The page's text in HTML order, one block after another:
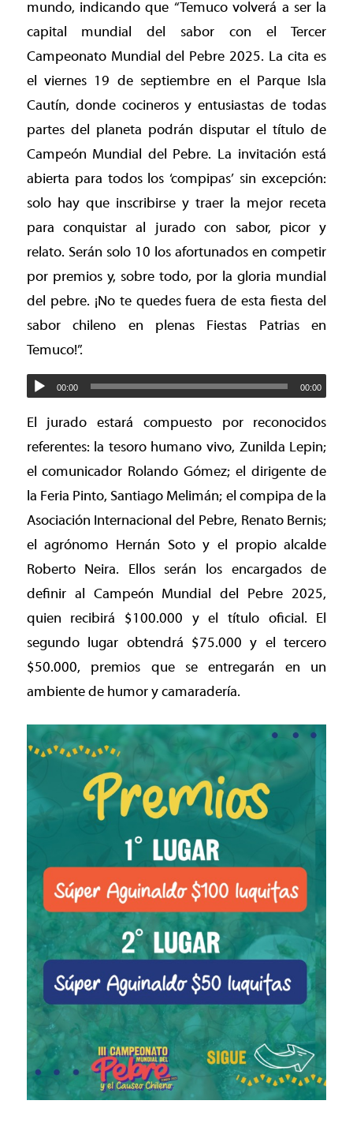
mundo, indicando que “Temuco volverá a ser la
capital mundial del sabor con el Tercer
Campeonato Mundial del Pebre 2025. La cita es
el viernes 19 de septiembre en el Parque Isla
Cautín, donde cocineros y entusiastas de todas
partes del planeta podrán disputar el título de
Campeón Mundial del Pebre. La invitación está
abierta para todos los ‘compipas’ sin excepción:
solo hay que inscribirse y traer la mejor receta
para conquistar al jurado con sabor, picor y
relato. Serán solo 10 los afortunados en competir
por premios y, sobre todo, por la gloria mundial
del pebre. ¡No te quedes fuera de esta fiesta del
sabor chileno en plenas Fiestas Patrias en
Temuco!”.
00:00 00:00
El jurado estará compuesto por reconocidos
referentes: la tesoro humano vivo, Zunilda Lepin;
el comunicador Rolando Gómez; el dirigente de
la Feria Pinto, Santiago Melimán; el compipa de la
Asociación Internacional del Pebre, Renato Bernis;
el agrónomo Hernán Soto y el propio alcalde
Roberto Neira. Ellos serán los encargados de
definir al Campeón Mundial del Pebre 2025,
quien recibirá $100.000 y el título oficial. El
segundo lugar obtendrá $75.000 y el tercero
$50.000, premios que se entregarán en un
ambiente de humor y camaradería.